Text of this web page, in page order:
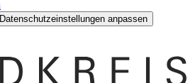
Datenschutzeinstellungen anpassen